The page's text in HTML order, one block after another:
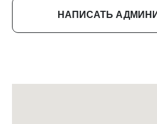
НАПИСАТЬ